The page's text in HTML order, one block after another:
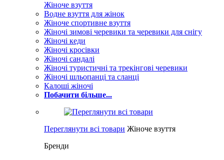
Жіноче взуття
Водне взуття для жінок
Жіноче спортивне взуття
Жіночі зимові черевики та черевики для снігу
Жіночі кеди
Жіночі кросівки
Жіночі сандалі
Жіночі туристичні та трекінгові черевики
Жіночі шльопанці та сланці
Калоші жіночі
Побачити більше...
Переглянути всі товари Жіноче взуття
Бренди